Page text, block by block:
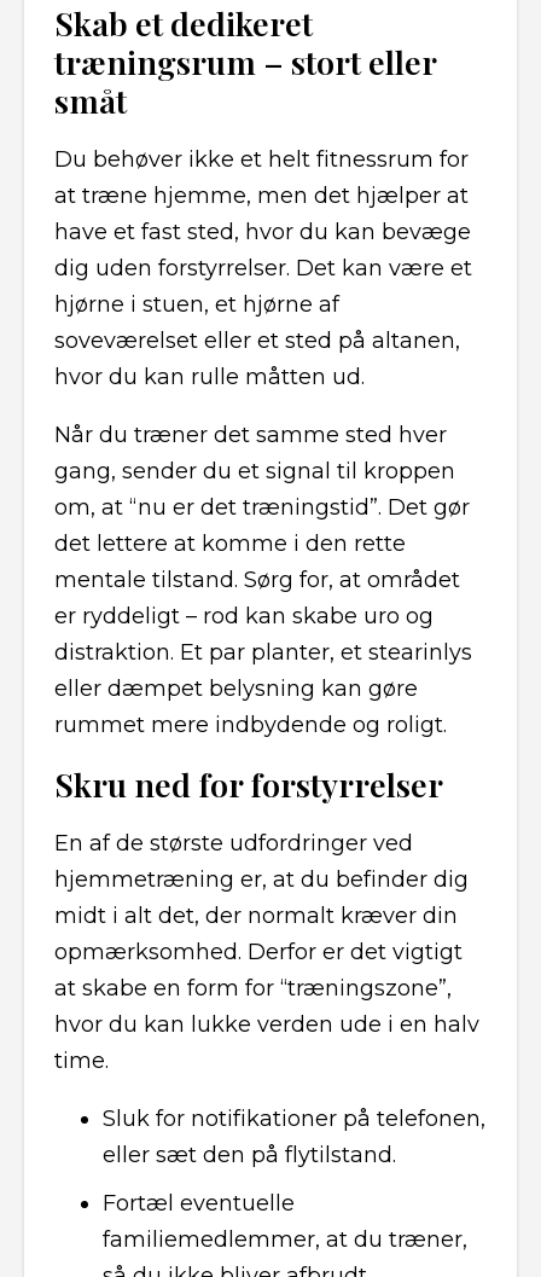
Skab et dedikeret
træningsrum – stort eller
småt
Du behøver ikke et helt fitnessrum for
at træne hjemme, men det hjælper at
have et fast sted, hvor du kan bevæge
dig uden forstyrrelser. Det kan være et
hjørne i stuen, et hjørne af
soveværelset eller et sted på altanen,
hvor du kan rulle måtten ud.
Når du træner det samme sted hver
gang, sender du et signal til kroppen
om, at “nu er det træningstid”. Det gør
det lettere at komme i den rette
mentale tilstand. Sørg for, at området
er ryddeligt – rod kan skabe uro og
distraktion. Et par planter, et stearinlys
eller dæmpet belysning kan gøre
rummet mere indbydende og roligt.
Skru ned for forstyrrelser
En af de største udfordringer ved
hjemmetræning er, at du befinder dig
midt i alt det, der normalt kræver din
opmærksomhed. Derfor er det vigtigt
at skabe en form for “træningszone”,
hvor du kan lukke verden ude i en halv
time.
Sluk for notifikationer på telefonen,
eller sæt den på flytilstand.
Fortæl eventuelle
familiemedlemmer, at du træner,